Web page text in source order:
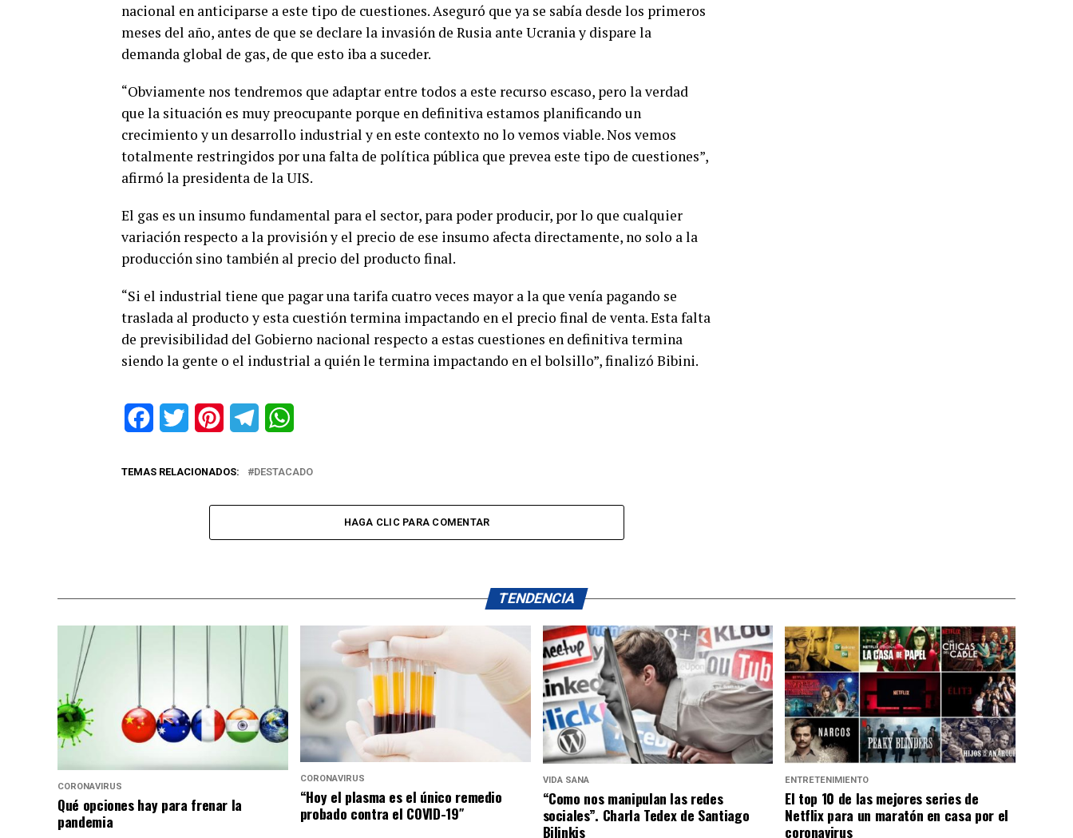
nacional en anticiparse a este tipo de cuestiones. Aseguró que ya se sabía desde los primeros
meses del año, antes de que se declare la invasión de Rusia ante Ucrania y dispare la
demanda global de gas, de que esto iba a suceder.
“Obviamente nos tendremos que adaptar entre todos a este recurso escaso, pero la verdad
que la situación es muy preocupante porque en definitiva estamos planificando un
crecimiento y un desarrollo industrial y en este contexto no lo vemos viable. Nos vemos
totalmente restringidos por una falta de política pública que prevea este tipo de cuestiones”,
afirmó la presidenta de la UIS.
El gas es un insumo fundamental para el sector, para poder producir, por lo que cualquier
variación respecto a la provisión y el precio de ese insumo afecta directamente, no solo a la
producción sino también al precio del producto final.
“Si el industrial tiene que pagar una tarifa cuatro veces mayor a la que venía pagando se
traslada al producto y esta cuestión termina impactando en el precio final de venta. Esta falta
de previsibilidad del Gobierno nacional respecto a estas cuestiones en definitiva termina
siendo la gente o el industrial a quién le termina impactando en el bolsillo”, finalizó Bibini.
FacebookTwitter PinterestTelegram
TEMAS RELACIONADOS: DESTACADO
HAGA CLIC PARA COMENTAR
TENDENCIA
CORONAVIRUS
Qué opciones hay para frenar la
pandemia
CORONAVIRUS
“Hoy el plasma es el único remedio
probado contra el COVID-19″
VIDA SANA
“Como nos manipulan las redes
sociales”. Charla Tedex de Santiago
Bilinkis
ENTRETENIMIENTO
El top 10 de las mejores series de
Netflix para un maratón en casa por el
coronavirus